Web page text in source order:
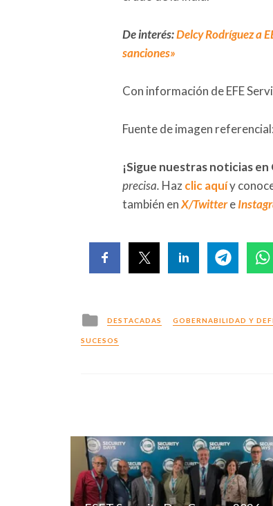
De interés:Delcy Rodríguez a
sanciones»
Con información de EFE
Fuente de imagen
¡Sigue nuestras noticias
precisa. Hazclic aquíy
también enX/Twittere
Posted
in
DESTACADAS GOBERNABILIDAD Y
SUCESOS